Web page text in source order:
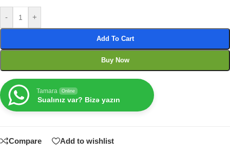
- +
Add To Cart
Buy Now
Tamara Online
Sualınız var? Bizə yazın
Compare Add to wishlist